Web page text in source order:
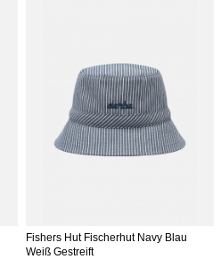
Fishers Hut Fischerhut Navy Blau
Weiß Gestreift